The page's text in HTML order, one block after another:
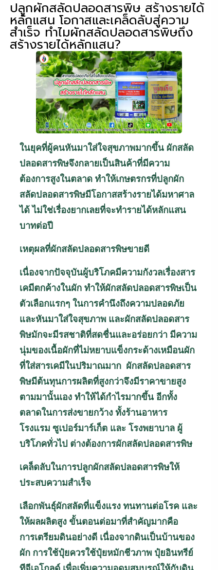
ปลูกผักสลัดปลอดสารพิษ สร้างรายได้
หลักแสน โอกาสและเคล็ดลับสู่ความ
สำเร็จ ทำไมผักสลัดปลอดสารพิษถึง
สร้างรายได้หลักแสน?
ในยุคที่ผู้คนหันมาใส่ใจสุขภาพมากขึ้น ผักสลัด
ปลอดสารพิษจึงกลายเป็นสินค้าที่มีความ
ต้องการสูงในตลาด ทำให้เกษตรกรที่ปลูกผัก
สลัดปลอดสารพิษมีโอกาสสร้างรายได้มหาศาล
ได้ ไม่ใช่เรื่องยากเลยที่จะทำรายได้หลักแสน
บาทต่อปี
เหตุผลที่ผักสลัดปลอดสารพิษขายดี
เนื่องจากปัจจุบันผู้บริโภคมีความกังวลเรื่องสาร
เคมีตกค้างในผัก ทำให้ผักสลัดปลอดสารพิษเป็น
ตัวเลือกแรกๆ ในการคำนึงถึงความปลอดภัย
และหันมาใส่ใจสุขภาพ และผักสลัดปลอดสาร
พิษมักจะมีรสชาติที่สดชื่นและอร่อยกว่า มีความ
นุ่มของเนื้อผักที่ไม่หยาบแข็งกระด้างเหมือนผัก
ที่ใส่สารเคมีในปริมาณมาก ผักสลัดปลอดสาร
พิษมีต้นทุนการผลิตที่สูงกว่าจึงมีราคาขายสูง
ตามมานั้นเอง ทำให้ได้กำไรมากขึ้น อีกทั้ง
ตลาดในการส่งขายกว้าง ทั้งร้านอาหาร
โรงแรม ซูเปอร์มาร์เก็ต และ โรงพยาบาล ผู้
บริโภคทั่วไป ต่างต้องการผักสลัดปลอดสารพิษ
เคล็ดลับในการปลูกผักสลัดปลอดสารพิษให้
ประสบความสำเร็จ
เลือกพันธุ์ผักสลัดที่แข็งแรง ทนทานต่อโรค และ
ให้ผลผลิตสูง ขั้นตอนต่อมาที่สำคัญมากคือ
การเตรียมดินอย่างดี เนื่องจากดินเป็นบ้านของ
ผัก การใช้ปุ๋ยควรใช้ปุ๋ยหมักชีวภาพ ปุ๋ยอินทรีย์